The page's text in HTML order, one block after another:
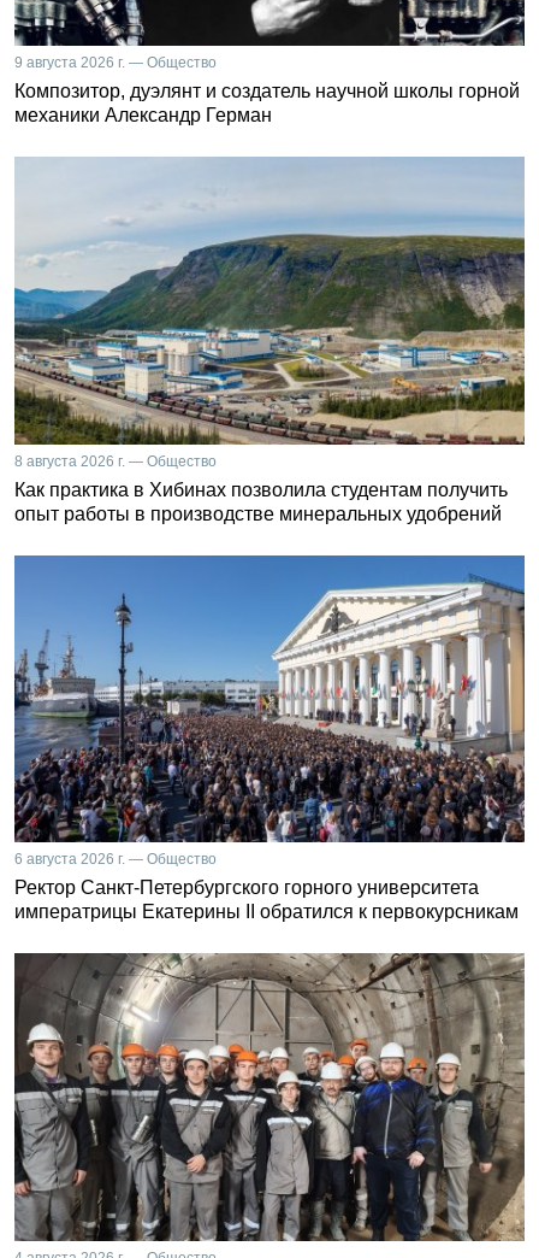
9 августа 2026 г. — Общество
Композитор, дуэлянт и создатель научной школы горной
механики Александр Герман
8 августа 2026 г. — Общество
Как практика в Хибинах позволила студентам получить
опыт работы в производстве минеральных удобрений
6 августа 2026 г. — Общество
Ректор Санкт-Петербургского горного университета
императрицы Екатерины II обратился к первокурсникам